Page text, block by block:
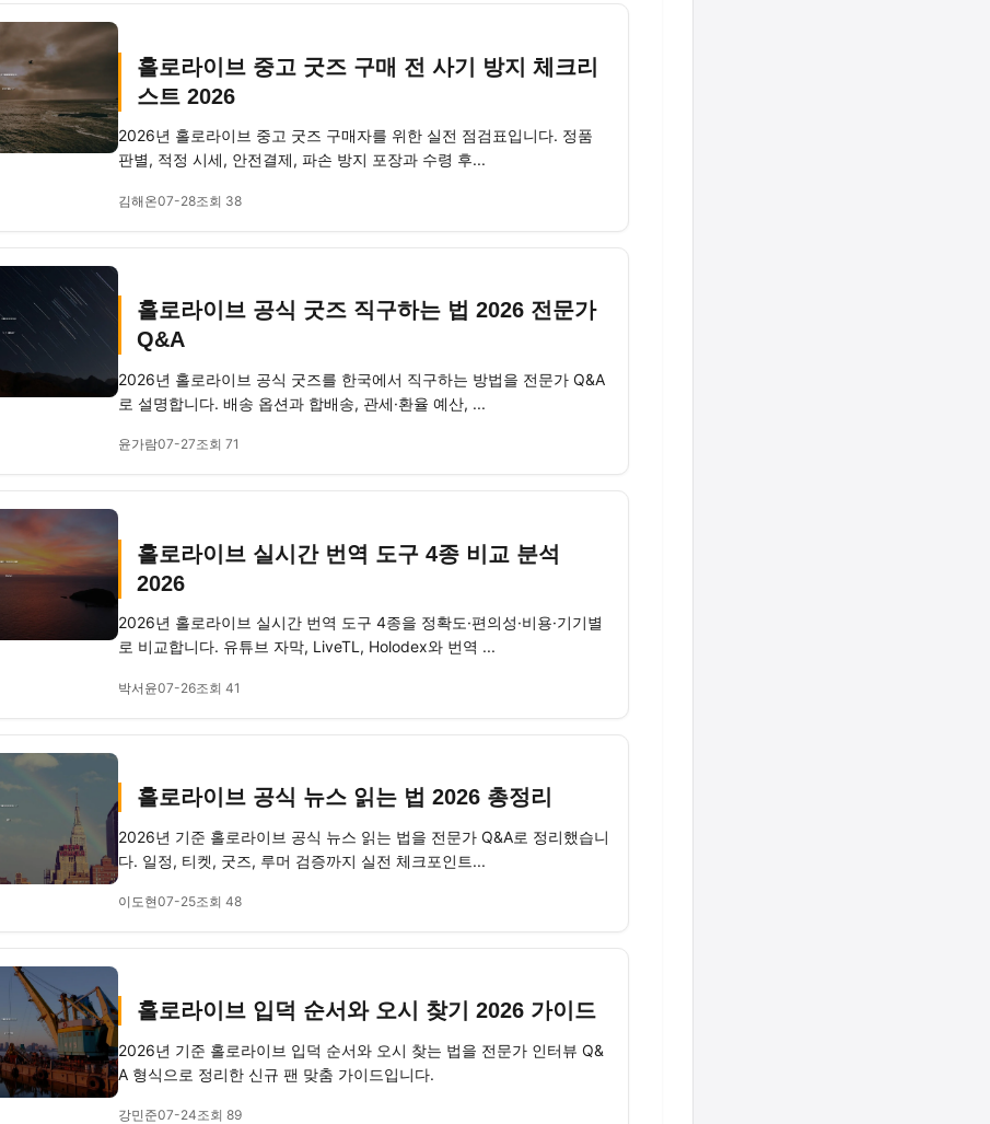
홀로라이브 중고 굿즈 구매 전 사기 방지 체크리
스트 2026
2026년 홀로라이브 중고 굿즈 구매자를 위한 실전 점검표입니다. 정품
판별, 적정 시세, 안전결제, 파손 방지 포장과 수령 후...
김해온07-28조회 38
홀로라이브 공식 굿즈 직구하는 법 2026 전문가
Q&A
2026년 홀로라이브 공식 굿즈를 한국에서 직구하는 방법을 전문가 Q&A
로 설명합니다. 배송 옵션과 합배송, 관세·환율 예산, ...
윤가람07-27조회 71
홀로라이브 실시간 번역 도구 4종 비교 분석
2026
2026년 홀로라이브 실시간 번역 도구 4종을 정확도·편의성·비용·기기별
로 비교합니다. 유튜브 자막, LiveTL, Holodex와 번역 ...
박서윤07-26조회 41
홀로라이브 공식 뉴스 읽는 법 2026 총정리
2026년 기준 홀로라이브 공식 뉴스 읽는 법을 전문가 Q&A로 정리했습니
다. 일정, 티켓, 굿즈, 루머 검증까지 실전 체크포인트...
이도현07-25조회 48
홀로라이브 입덕 순서와 오시 찾기 2026 가이드
2026년 기준 홀로라이브 입덕 순서와 오시 찾는 법을 전문가 인터뷰 Q&
A 형식으로 정리한 신규 팬 맞춤 가이드입니다.
강민준07-24조회 89